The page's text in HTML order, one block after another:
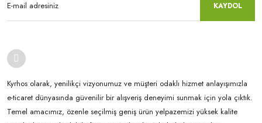
KAYDOL
Kyrhos olarak, yenilikçi vizyonumuz ve müşteri odaklı hizmet anlayışımızla
e-ticaret dünyasında güvenilir bir alışveriş deneyimi sunmak için yola çıktık.
Temel amacımız, özenle seçilmiş geniş ürün yelpazemizi yüksek kalite